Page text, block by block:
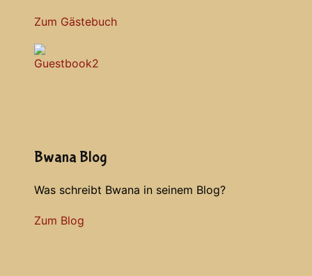
Zum Gästebuch
Bwana Blog
Was schreibt Bwana in seinem Blog?
Zum Blog